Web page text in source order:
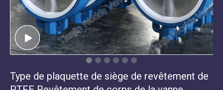
Type de plaquette de siège de revêtement de